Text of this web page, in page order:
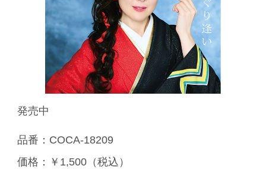
発売中
品番：COCA-18209
価格：￥1,500（税込）